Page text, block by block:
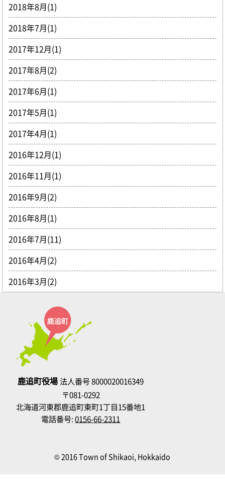
2018年8月(1)
2018年7月(1)
2017年12月(1)
2017年8月(2)
2017年6月(1)
2017年5月(1)
2017年4月(1)
2016年12月(1)
2016年11月(1)
2016年9月(2)
2016年8月(1)
2016年7月(11)
2016年4月(2)
2016年3月(2)
鹿追町役場法人番号 8000020016349
〒081-0292
北海道河東郡鹿追町東町1丁目15番地1
電話番号:0156-66-2311
© 2016 Town of Shikaoi, Hokkaido